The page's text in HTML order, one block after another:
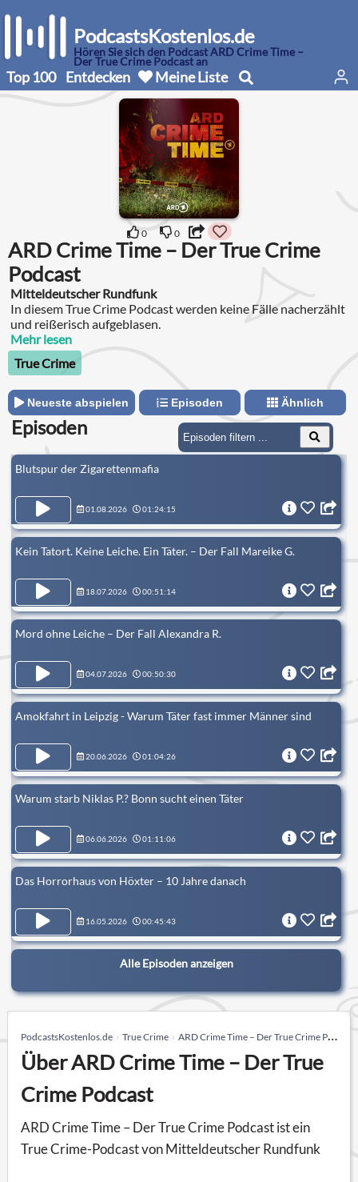
PodcastsKostenlos.de
Hören Sie sich den Podcast ARD Crime Time –
Der True Crime Podcast an
Top 100 Entdecken Meine Liste
0 0
ARD Crime Time – Der True Crime
Podcast
Mitteldeutscher Rundfunk
In diesem True Crime Podcast werden keine Fälle nacherzählt
und reißerisch aufgeblasen.
Mehr lesen
True Crime
Neueste abspielen Episoden Ähnlich
Episoden
Blutspur der Zigarettenmafia
01.08.2026 01:24:15
Kein Tatort. Keine Leiche. Ein Täter. – Der Fall Mareike G.
18.07.2026 00:51:14
Mord ohne Leiche – Der Fall Alexandra R.
04.07.2026 00:50:30
Amokfahrt in Leipzig - Warum Täter fast immer Männer sind
20.06.2026 01:04:26
Warum starb Niklas P.? Bonn sucht einen Täter
06.06.2026 01:11:06
Das Horrorhaus von Höxter – 10 Jahre danach
16.05.2026 00:45:43
Alle Episoden anzeigen
PodcastsKostenlos.de True Crime ARD Crime Time – Der True Crime Podcast
Über ARD Crime Time – Der True
Crime Podcast
ARD Crime Time – Der True Crime Podcast ist ein
True Crime-Podcast von Mitteldeutscher Rundfunk